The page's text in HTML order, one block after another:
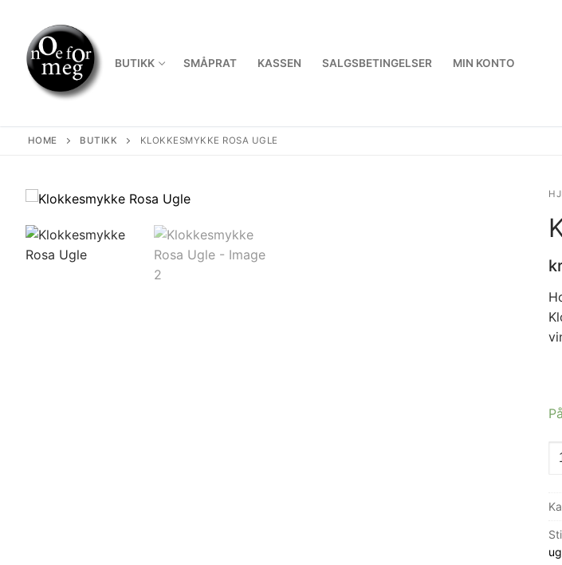
content
BUTIKK SMÅPRAT KASSEN SALGSBETINGELSER MIN KONTO
HOME BUTIKK KLOKKESMYKKE ROSA UGLE